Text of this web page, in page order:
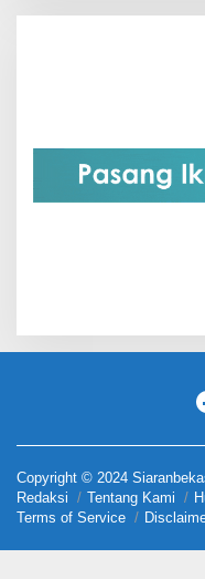
Copyright © 2024
Redaksi
Tentang Kami
Terms of Service